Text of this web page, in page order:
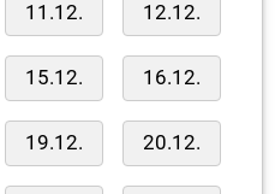
11.12. 12.12.
15.12. 16.12.
19.12. 20.12.